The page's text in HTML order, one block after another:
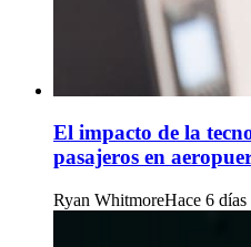
El impacto de la
pasajeros en
Ryan WhitmoreHace 6 días